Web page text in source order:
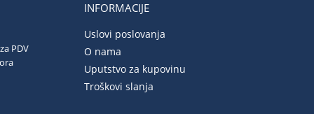
PDV
INFORMACIJE
Uslovi poslovanja
O nama
Uputstvo za kupovinu
Troškovi slanja